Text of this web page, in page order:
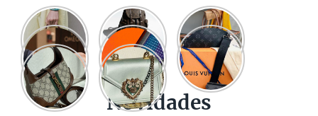
Novidades